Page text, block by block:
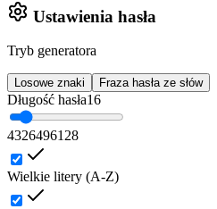
Ustawienia hasła
Tryb generatora
Losowe znaki Fraza hasła ze słów
Długość hasła16
4326496128
Wielkie litery (A-Z)